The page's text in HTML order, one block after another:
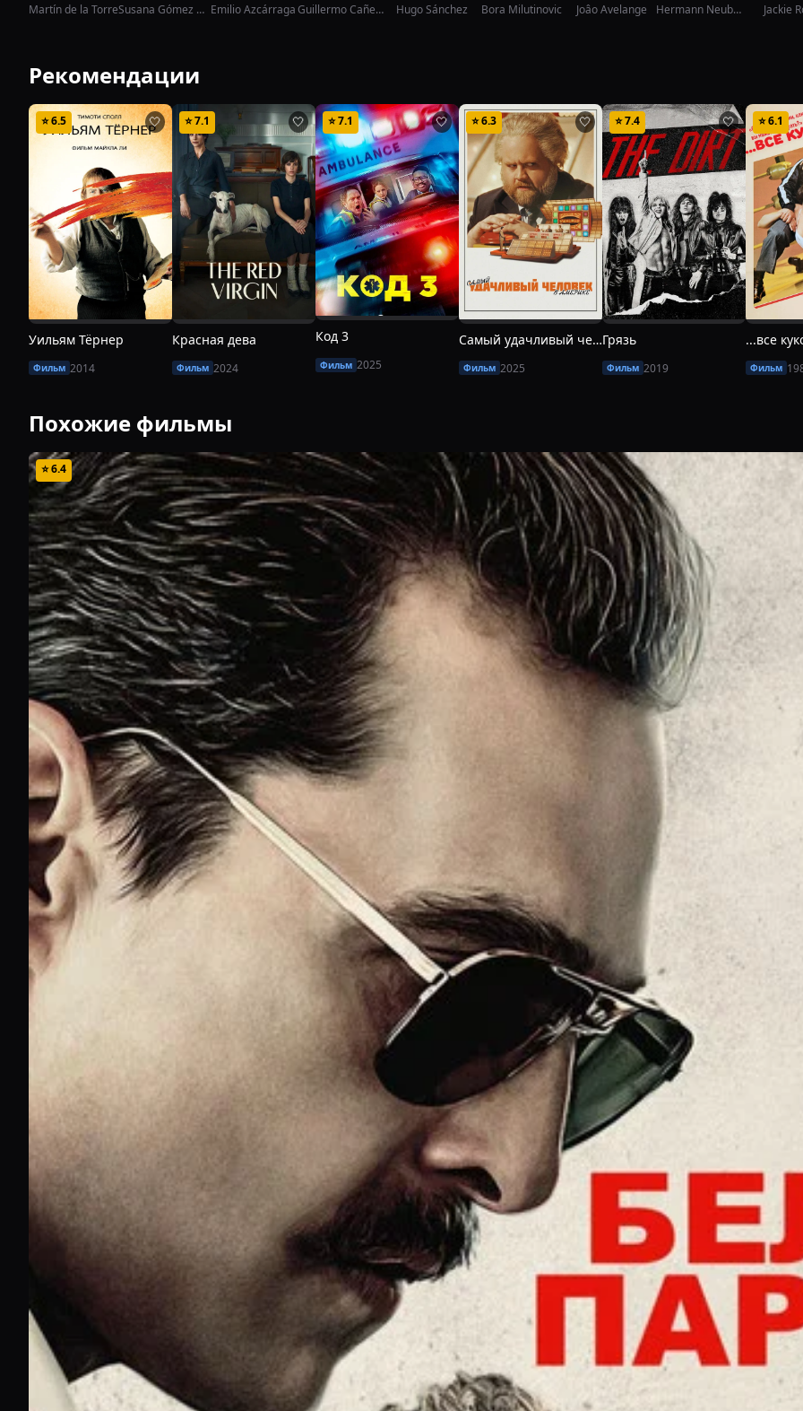
Martín de la Torre
Susana Gómez Mont Emilio Azcárraga
Guillermo Cañedo
Hugo Sánchez
Bora Milutinovic
Joâo Avelange
Hermann Neuberger
Jackie
Рекомендации
⭐6.5 🤍
Уильям Тёрнер
Фильм 2014
⭐7.1 🤍
Красная дева
Фильм 2024
⭐7.1 🤍
Код 3
Фильм 2025
⭐6.3 🤍
Самый удачливый человек в Америке
Фильм 2025
⭐7.4 🤍
Грязь
Фильм 2019
⭐6.1
...все
Фильм
Похожие фильмы
⭐6.4